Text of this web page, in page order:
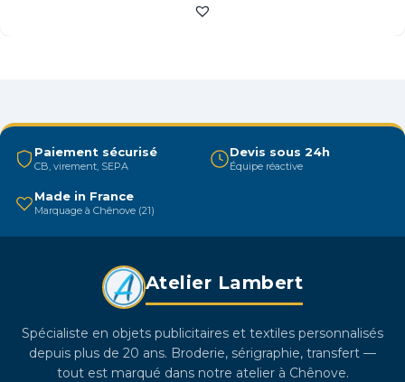
peuvent
être
choisies
page
produit
Paiement sécurisé
CB, virement, SEPA
Devis sous 24h
Équipe réactive
Made in France
Marquage à Chênove (21)
Atelier Lambert
Spécialiste en objets publicitaires et textiles personnalisés
depuis plus de 20 ans. Broderie, sérigraphie, transfert —
tout est marqué dans notre atelier à Chênove.